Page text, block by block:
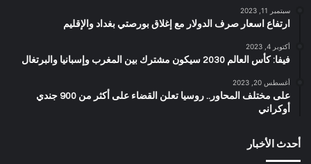
سبتمبر 11, 2023
ارتفاع اسعار صرف الدولار مع إغلاق بورصتي بغداد والإقليم
أكتوبر 4, 2023
فيفا: كأس العالم 2030 سيكون مشترك بين المغرب وإسبانيا والبرتغال
أغسطس 20, 2023
على مختلف المحاور.. روسيا تعلن القضاء على أكثر من 900 جندي
أوكراني
أحدث الأخبار